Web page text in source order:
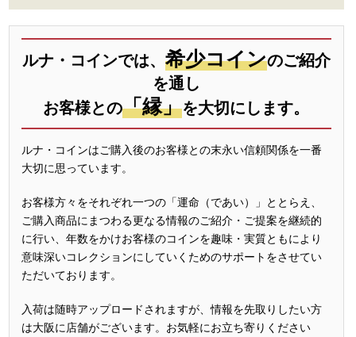
ルナ・コインでは、 希少コインのご紹介
を通し
お客様との「縁」を大切にします。
ルナ・コインはご購入後のお客様との末永い信頼関係を一番
大切に思っています。
お客様方々をそれぞれ一つの「運命（であい）」ととらえ、
ご購入商品にまつわる更なる情報のご紹介・ご提案を継続的
に行い、年数をかけお客様のコインを趣味・実質ともにより
意味深いコレクションにしていくためのサポートをさせてい
ただいております。
入荷は随時アップロードされますが、情報を先取りしたい方
は大阪に店舗がございます。お気軽にお立ち寄りください